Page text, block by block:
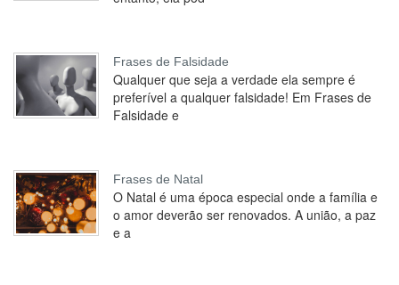
Frases de Falsidade
Qualquer que seja a verdade ela sempre é
preferível a qualquer falsidade! Em Frases de
Falsidade e
Frases de Natal
O Natal é uma época especial onde a família e
o amor deverão ser renovados. A união, a paz
e a